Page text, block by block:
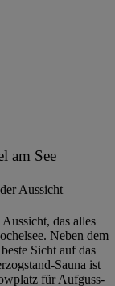
am See
Aussicht
das alles
Neben dem
Sicht auf das
Sauna ist
für Aufguss-